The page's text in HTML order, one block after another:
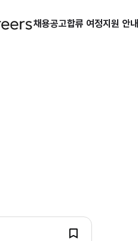
채용공고합류 여정지원 안내